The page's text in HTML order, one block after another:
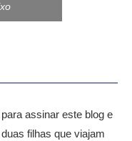
assinar este blog e
filhas que viajam